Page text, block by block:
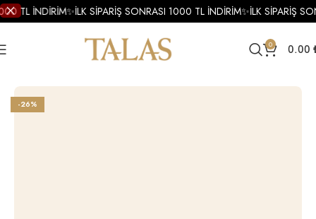
0 0.00
Erkek Altın Bileklik
-26%
TL İNDİRİM✨İLK SİPARİŞ SONRASI 1000 TL İNDİRİM✨İLK SİPARİŞ